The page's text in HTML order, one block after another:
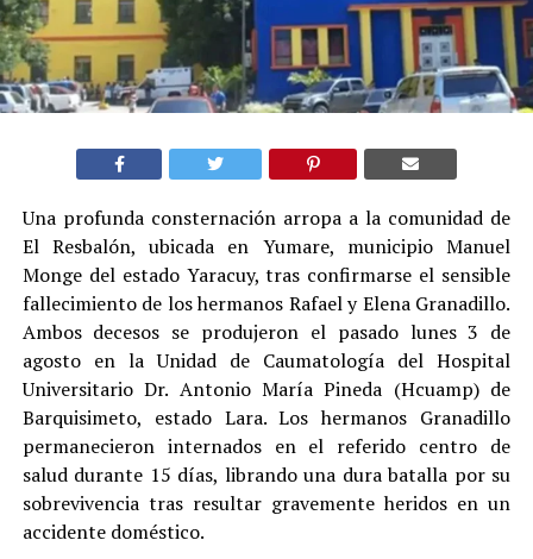
Una profunda consternación arropa a la comunidad de
El Resbalón, ubicada en Yumare, municipio Manuel
Monge del estado Yaracuy, tras confirmarse el sensible
fallecimiento de los hermanos Rafael y Elena Granadillo.
Ambos decesos se produjeron el pasado lunes 3 de
agosto en la Unidad de Caumatología del Hospital
Universitario Dr. Antonio María Pineda (Hcuamp) de
Barquisimeto, estado Lara. Los hermanos Granadillo
permanecieron internados en el referido centro de
salud durante 15 días, librando una dura batalla por su
sobrevivencia tras resultar gravemente heridos en un
accidente doméstico.